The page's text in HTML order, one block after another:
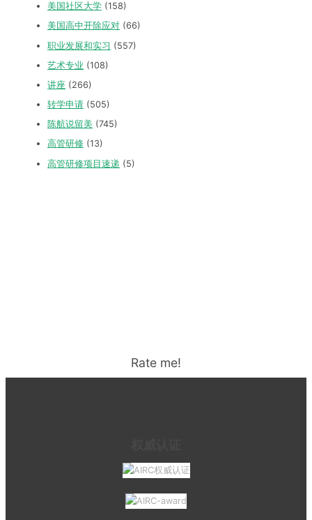
美国社区大学 (158)
美国高中开除应对 (66)
职业发展和实习 (557)
艺术专业 (108)
讲座 (266)
转学申请 (505)
陈航说留美 (745)
高管研修 (13)
高管研修项目速递 (5)
Rate me!